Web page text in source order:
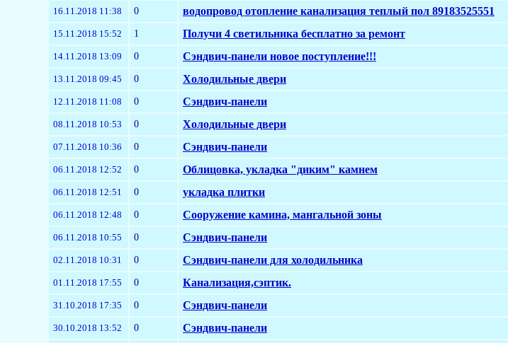
16.11.2018 11:38 0 водопровод отопление канализация теплый пол 89183525551
15.11.2018 15:52 1 Получи 4 светильника бесплатно за ремонт
14.11.2018 13:09 0 Сэндвич-панели новое поступление!!!
13.11.2018 09:45 0 Холодильные двери
12.11.2018 11:08 0 Сэндвич-панели
08.11.2018 10:53 0 Холодильные двери
07.11.2018 10:36 0 Сэндвич-панели
06.11.2018 12:52 0 Облицовка, укладка "диким" камнем
06.11.2018 12:51 0 укладка плитки
06.11.2018 12:48 0 Сооружение камина, мангальной зоны
06.11.2018 10:55 0 Сэндвич-панели
02.11.2018 10:31 0 Сэндвич-панели для холодильника
01.11.2018 17:55 0 Канализация,сэптик.
31.10.2018 17:35 0 Сэндвич-панели
30.10.2018 13:52 0 Сэндвич-панели